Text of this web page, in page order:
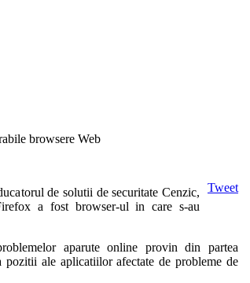
browsere Web
Tweet
de solutii de securitate Cenzic,
a fost browser-ul in care s-au
aparute online provin din partea
ale aplicatiilor afectate de probleme de